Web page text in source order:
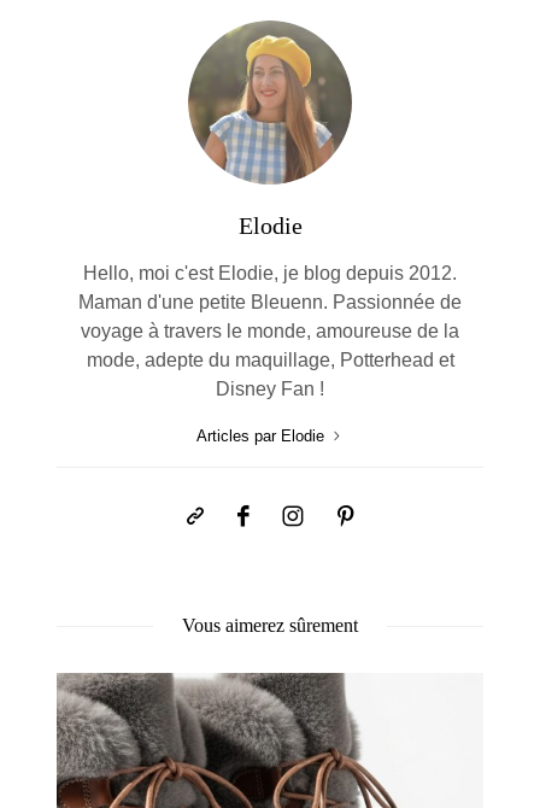
Elodie
Hello, moi c'est Elodie, je blog depuis 2012.
Maman d'une petite Bleuenn. Passionnée de
voyage à travers le monde, amoureuse de la
mode, adepte du maquillage, Potterhead et
Disney Fan !
Articles par Elodie
Vous aimerez sûrement